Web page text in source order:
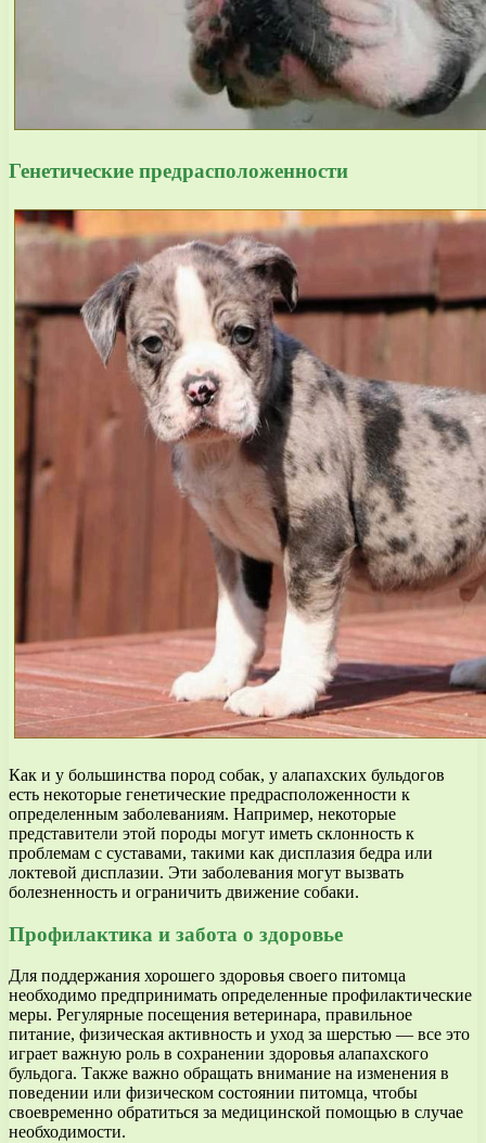
Генетические предрасположенности
Как и у большинства пород собак, у алапахских бульдогов
есть некоторые генетические предрасположенности к
определенным заболеваниям. Например, некоторые
представители этой породы могут иметь склонность к
проблемам с суставами, такими как дисплазия бедра или
локтевой дисплазии. Эти заболевания могут вызвать
болезненность и ограничить движение собаки.
Профилактика и забота о здоровье
Для поддержания хорошего здоровья своего питомца
необходимо предпринимать определенные профилактические
меры. Регулярные посещения ветеринара, правильное
питание, физическая активность и уход за шерстью — все это
играет важную роль в сохранении здоровья алапахского
бульдога. Также важно обращать внимание на изменения в
поведении или физическом состоянии питомца, чтобы
своевременно обратиться за медицинской помощью в случае
необходимости.